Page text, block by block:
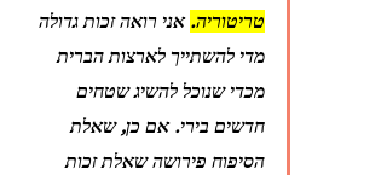
טריטוריה. אני רואה זכות גדולה
מדי להשתייך לארצות הברית
מכדי שנוכל להשיג שטחים
חדשים בירי. אם כן, שאלת
הסיפוח פירושה שאלת זכות